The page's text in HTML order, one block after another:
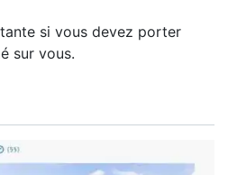
si vous devez porter
sur vous.